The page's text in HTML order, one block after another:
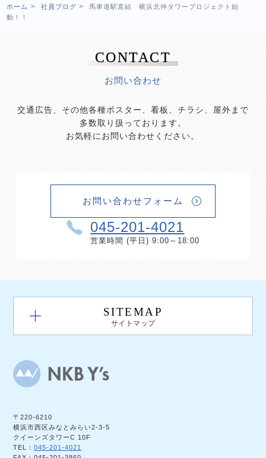
ホーム 社員ブログ
馬車道駅直結 横浜北仲タワープロジェクト始
動！！
CONTACT
お問い合わせ
交通広告、その他各種ポスター、看板、チラシ、屋外まで
多数取り扱っております。
お気軽にお問い合わせください。
お問い合わせフォーム
045-201-4021
営業時間 (平日) 9:00～18:00
SITEMAP
サイトマップ
〒220-6210
横浜市西区みなとみらい2-3-5
クイーンズタワーC 10F
TEL：045-201-4021